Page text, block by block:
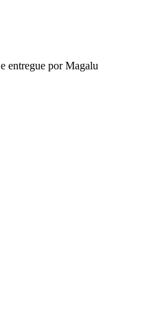
e entregue por Magalu